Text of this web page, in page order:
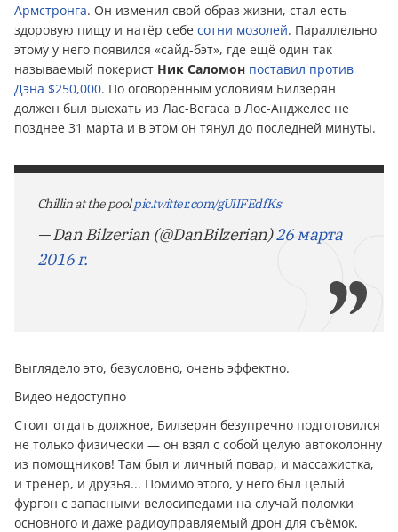
Армстронга. Он изменил свой образ жизни, стал есть
здоровую пищу и натёр себе сотни мозолей. Параллельно
этому у него появился «сайд-бэт», где ещё один так
называемый покерист Ник Саломон поставил против
Дэна $250,000. По оговорённым условиям Билзерян
должен был выехать из Лас-Вегаса в Лос-Анджелес не
позднее 31 марта и в этом он тянул до последней минуты.
Chillin at the poolpic.twitter.com/gUIIFEdfKs
— Dan Bilzerian (@DanBilzerian)26 марта
2016 г.
Выглядело это, безусловно, очень эффектно.
Видео недоступно
Стоит отдать должное, Билзерян безупречно подготовился
не только физически — он взял с собой целую автоколонну
из помощников! Там был и личный повар, и массажистка,
и тренер, и друзья... Помимо этого, у него был целый
фургон с запасными велосипедами на случай поломки
основного и даже радиоуправляемый дрон для съёмок.